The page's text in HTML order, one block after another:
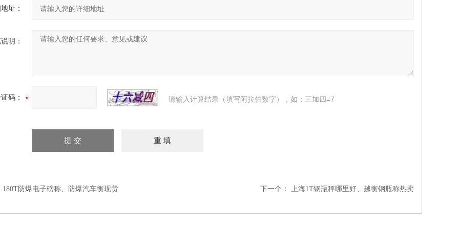
址：
明：
码： 请输入计算结果（填写阿拉伯数字），如：三加四=7
180T防爆电子磅称、防爆汽车衡现货 下一个： 上海1T钢瓶秤哪里好、越衡钢瓶称热卖